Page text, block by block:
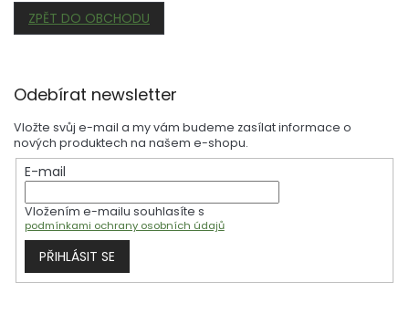
ZPĚT DO OBCHODU
Odebírat newsletter
Vložte svůj e-mail a my vám budeme zasílat informace o
nových produktech na našem e-shopu.
E-mail
Vložením e-mailu souhlasíte s
podmínkami ochrany osobních údajů
PŘIHLÁSIT SE